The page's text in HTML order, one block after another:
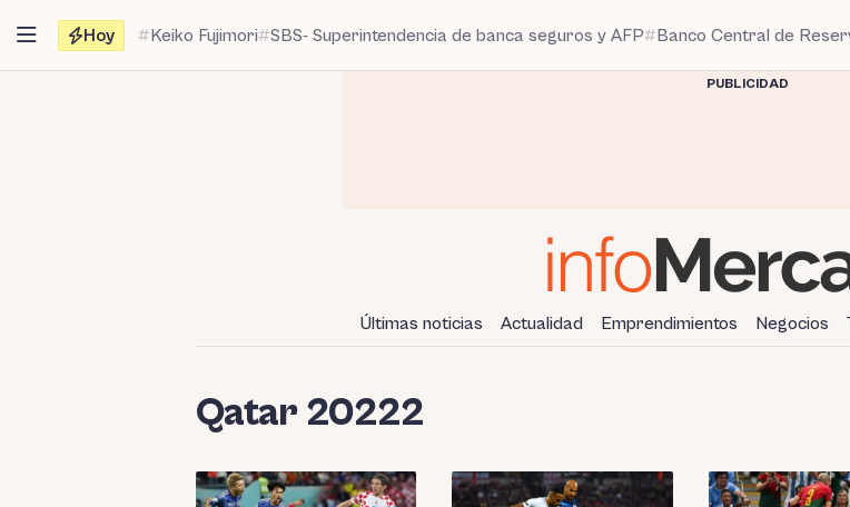
contenido
Hoy Keiko Fujimori SBS- Superintendencia de banca seguros y AFP Banco Central de
PUBLICIDAD
Últimas noticias Actualidad Emprendimientos Negocios
Qatar 20222